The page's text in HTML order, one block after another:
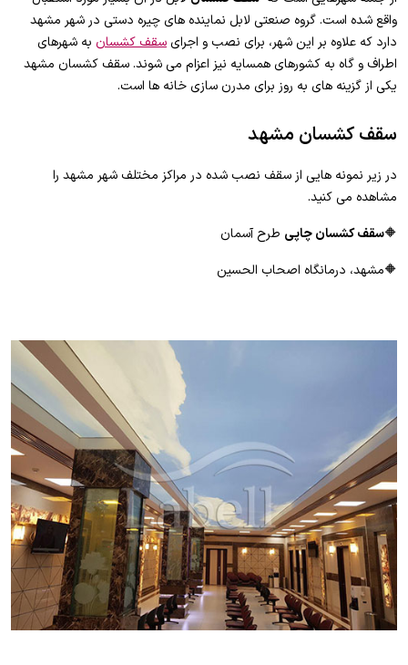
واقع شده است. گروه صنعتی لابل نماینده های چیره دستی در شهر مشهد
دارد که علاوه بر این شهر، برای نصب و اجرایسقف کشسان به شهرهای
اطراف و گاه به کشورهای همسایه نیز اعزام می شوند. سقف کشسان مشهد
یکی از گزینه های به روز برای مدرن سازی خانه ها است.
سقف کشسان مشهد
در زیر نمونه هایی از سقف نصب شده در مراکز مختلف شهر مشهد را
مشاهده می کنید.
🔶سقف کشسان چاپی طرح آسمان
🔶مشهد، درمانگاه اصحاب الحسین